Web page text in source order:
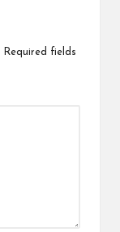
Required fields